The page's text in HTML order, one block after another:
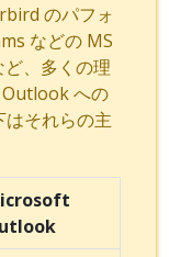
のパフォ
などの MS
、多くの理
への
それらの主